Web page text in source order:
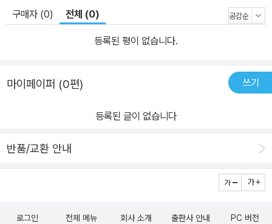
친다. 당뇨와 같은 대사성 질환, 심혈관 질환, 심지어 임산부의 건강과
태아의 발육에도 영향을 준다. 오래 전부터 구강건강은 장수의 기본
조건으로 꼽혔다. 최근 구강건강이 온몸에 미치는 영향이 구체적으로
강조되고 있다. 100세 인생을 바라보는 지금, 우리가 바라는 것은 그
저 오래 사는 것이 아니다. 100세까지 맛있게 먹고 아프지 않으며 활
기차게 살아가기 위해 구강관리에 소홀할 수 없다. 구강관리 어떻게
서 찾아야 한다. 이 책의 저자는 우리가 칫솔질을 하는 이유도, 치과에
두 미생물 관리에 목적이 있다는 사실을 지적하면서, 목적에 맞는 효
과적인 방법을 제시하고 있다. 또 프로바이오틱스를 비롯한 구강관리
에 효과적인 생약성분에 대해서도 소개한다. 과학적 기술의 진보와
구매자 (0) 전체 (0)
등록된 평이 없습니다.
마이페이퍼 (0편) 쓰기
등록된 글이 없습니다
반품/교환 안내
로그인 전체 메뉴 회사 소개 출판사 안내 PC 버전